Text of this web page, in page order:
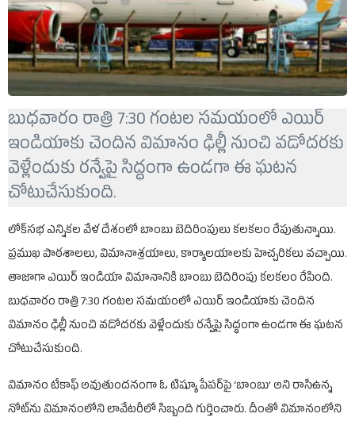
బుధవారం రాత్రి 7:30 గంటల సమయంలో ఎయిర్
ఇండియాకు చెందిన విమానం ఢిల్లీ నుంచి వడోదరకు
వెళ్లేందుకు రన్వేపై సిద్ధంగా ఉండగా ఈ ఘటన
చోటుచేసుకుంది.
లోక్‌సభ ఎన్నికల వేళ దేశంలో బాంబు బెదిరింపులు కలకలం రేపుతున్నాయి.
ప్రముఖ పాఠశాలలు, విమానాశ్రయాలు, కార్యాలయాలకు హెచ్చరికలు వచ్చాయి.
తాజాగా ఎయిర్ ఇండియా విమానానికి బాంబు బెదిరింపు కలకలం రేపింది.
బుధవారం రాత్రి 7:30 గంటల సమయంలో ఎయిర్ ఇండియాకు చెందిన
విమానం ఢిల్లీ నుంచి వడోదరకు వెళ్లేందుకు రన్వేపై సిద్ధంగా ఉండగా ఈ ఘటన
చోటుచేసుకుంది.
విమానం టేకాఫ్ అవుతుందనంగా ఓ టిష్యూ పేపర్‌పై ‘బాంబు’ అని రాసిఉన్న
నోట్‌ను విమానంలోని లావేటరీలో సిబ్బంది గుర్తించారు. దీంతో విమానంలోని